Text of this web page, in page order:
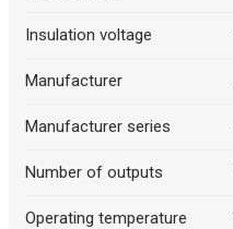
Insulation voltage
Manufacturer
Manufacturer series
Number of outputs
Operating temperature